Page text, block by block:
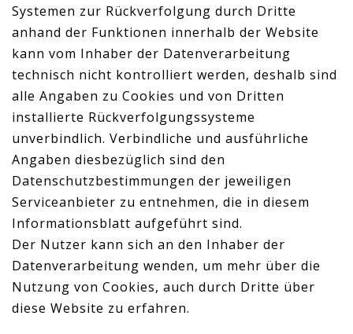
Systemen zur Rückverfolgung durch Dritte
anhand der Funktionen innerhalb der Website
kann vom Inhaber der Datenverarbeitung
technisch nicht kontrolliert werden, deshalb sind
alle Angaben zu Cookies und von Dritten
installierte Rückverfolgungssysteme
unverbindlich. Verbindliche und ausführliche
Angaben diesbezüglich sind den
Datenschutzbestimmungen der jeweiligen
Serviceanbieter zu entnehmen, die in diesem
Informationsblatt aufgeführt sind.
Der Nutzer kann sich an den Inhaber der
Datenverarbeitung wenden, um mehr über die
Nutzung von Cookies, auch durch Dritte über
diese Website zu erfahren.